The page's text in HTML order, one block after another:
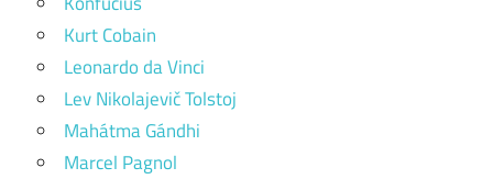
Kurt Cobain
Leonardo da Vinci
Lev Nikolajevič Tolstoj
Mahátma Gándhi
Marcel Pagnol